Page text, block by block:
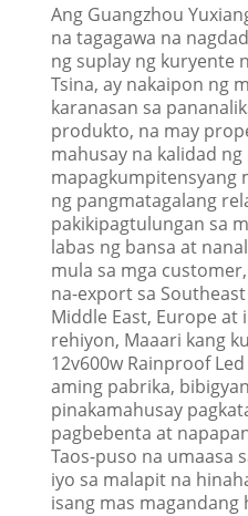
Ang Guangzhou
na tagagawa na
ng suplay ng kuryente
Tsina, ay nakaipon ng
karanasan sa
produkto, na may
mahusay na kalidad
mapagkumpitensyang
ng pangmatagalang
pakikipagtulungan sa
labas ng bansa at
mula sa mga
na-export sa
Middle East, Europe at
rehiyon, Maaari kang
12v600w Rainproof
aming pabrika,
pinakamahusay
pagbebenta at
Taos-puso na umaasa
iyo sa malapit na
isang mas magandang